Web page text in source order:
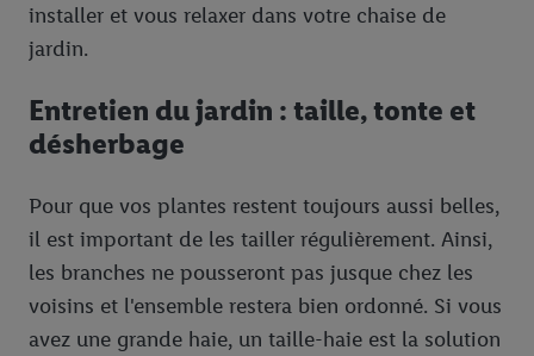
installer et vous relaxer dans votre chaise de
jardin.
Entretien du jardin : taille, tonte et
désherbage
Pour que vos plantes restent toujours aussi belles,
il est important de les tailler régulièrement. Ainsi,
les branches ne pousseront pas jusque chez les
voisins et l'ensemble restera bien ordonné. Si vous
avez une grande haie, un taille-haie est la solution